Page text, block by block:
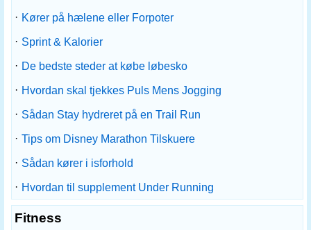
· Kører på hælene eller Forpoter
· Sprint & Kalorier
· De bedste steder at købe løbesko
· Hvordan skal tjekkes Puls Mens Jogging
· Sådan Stay hydreret på en Trail Run
· Tips om Disney Marathon Tilskuere
· Sådan kører i isforhold
· Hvordan til supplement Under Running
Fitness